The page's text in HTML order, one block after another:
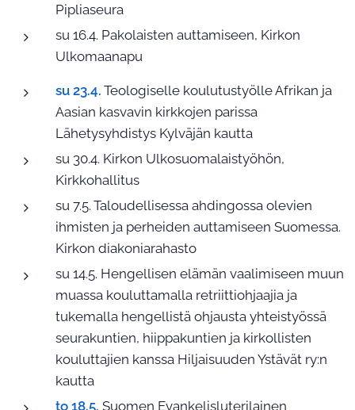
Pipliaseura
su 16.4. Pakolaisten auttamiseen, Kirkon
Ulkomaanapu
su 23.4. Teologiselle koulutustyölle Afrikan ja
Aasian kasvavin kirkkojen parissa
Lähetysyhdistys Kylväjän kautta
su 30.4. Kirkon Ulkosuomalaistyöhön,
Kirkkohallitus
su 7.5. Taloudellisessa ahdingossa olevien
ihmisten ja perheiden auttamiseen Suomessa.
Kirkon diakoniarahasto
su 14.5. Hengellisen elämän vaalimiseen muun
muassa kouluttamalla retriittiohjaajia ja
tukemalla hengellistä ohjausta yhteistyössä
seurakuntien, hiippakuntien ja kirkollisten
kouluttajien kanssa Hiljaisuuden Ystävät ry:n
kautta
to 18.5. Suomen Evankelisluterilainen